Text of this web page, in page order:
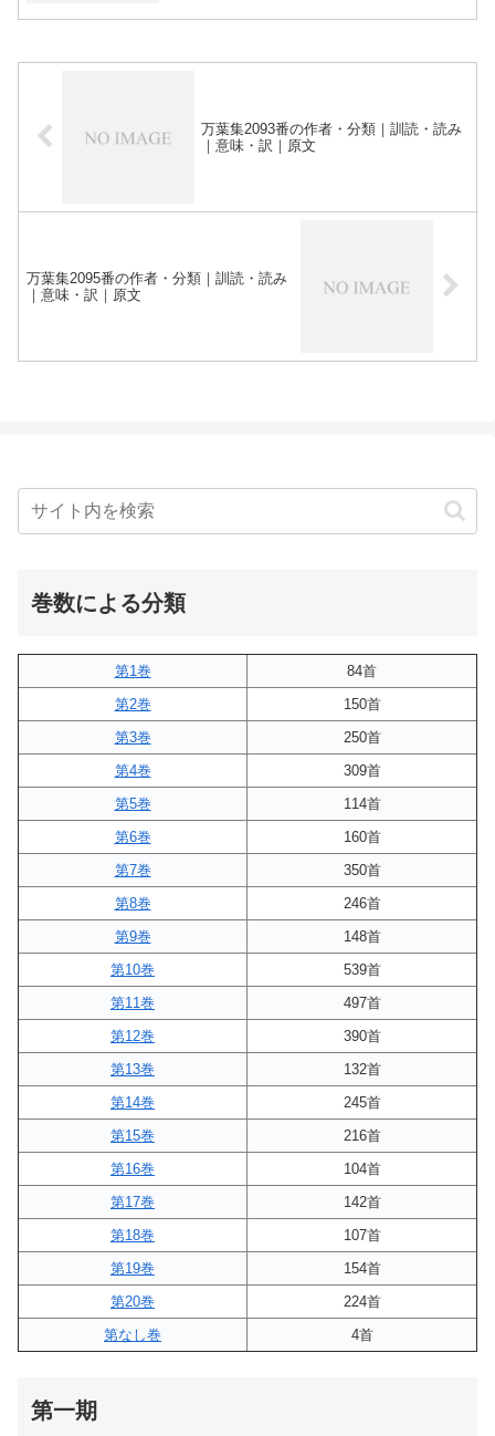
万葉集2093番の作者・分類｜訓読・読み
｜意味・訳｜原文
万葉集2095番の作者・分類｜訓読・読み
｜意味・訳｜原文
巻数による分類
第1巻
84首
第2巻
150首
第3巻
250首
第4巻
309首
第5巻
114首
第6巻
160首
第7巻
350首
第8巻
246首
第9巻
148首
第10巻
539首
第11巻
497首
第12巻
390首
第13巻
132首
第14巻
245首
第15巻
216首
第16巻
104首
第17巻
142首
第18巻
107首
第19巻
154首
第20巻
224首
第なし巻
4首
第一期